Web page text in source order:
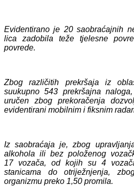
Evidentirano je 20saobraćajnih
lica zadobila teže tjelesne
povrede.
Zbog različitih prekršaja iz
suukupno 543 prekršajna
uručen zbog prekoračenja
evidentirani mobilnim i fiksnim
Iz saobraćaja je, zbog
alkohola ili bez položenog
17 vozača, od kojih su 4
stanicama do otriježnjenja,
organizmu preko 1,50 promila.